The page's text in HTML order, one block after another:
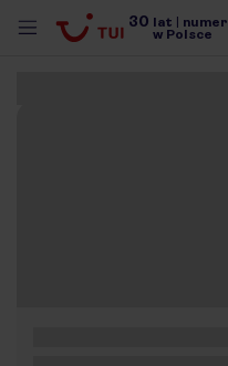
30 lat numer
w Polsce